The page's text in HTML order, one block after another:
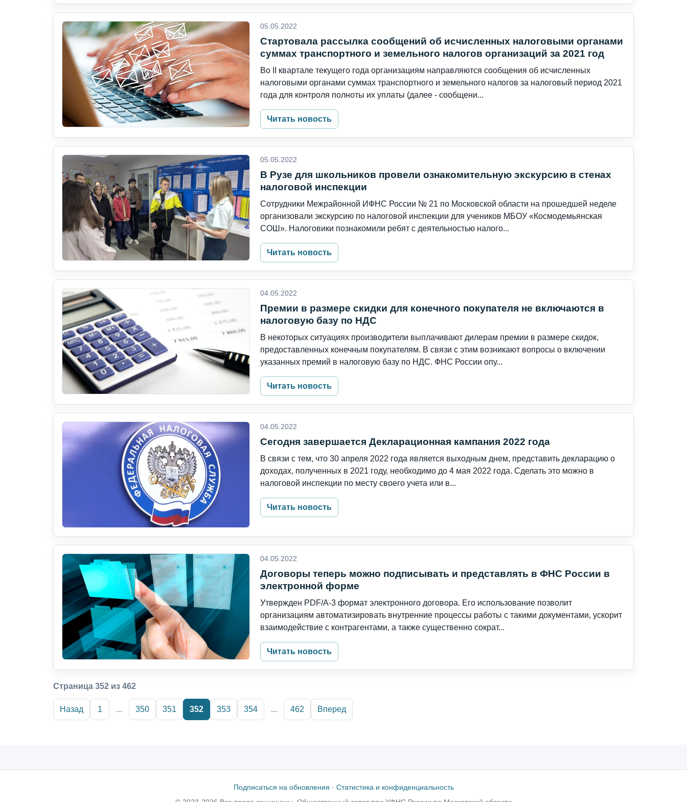
05.05.2022
Стартовала рассылка сообщений об исчисленных налоговыми органами
суммах транспортного и земельного налогов организаций за 2021 год
Во II квартале текущего года организациям направляются сообщения об исчисленных
налоговыми органами суммах транспортного и земельного налогов за налоговый период 2021
года для контроля полноты их уплаты (далее - сообщени...
Читать новость
05.05.2022
В Рузе для школьников провели ознакомительную экскурсию в стенах
налоговой инспекции
Сотрудники Межрайонной ИФНС России № 21 по Московской области на прошедшей неделе
организовали экскурсию по налоговой инспекции для учеников МБОУ «Космодемьянская
СОШ». Налоговики познакомили ребят с деятельностью налого...
Читать новость
04.05.2022
Премии в размере скидки для конечного покупателя не включаются в
налоговую базу по НДС
В некоторых ситуациях производители выплачивают дилерам премии в размере скидок,
предоставленных конечным покупателям. В связи с этим возникают вопросы о включении
указанных премий в налоговую базу по НДС. ФНС России опу...
Читать новость
04.05.2022
Сегодня завершается Декларационная кампания 2022 года
В связи с тем, что 30 апреля 2022 года является выходным днем, представить декларацию о
доходах, полученных в 2021 году, необходимо до 4 мая 2022 года. Сделать это можно в
налоговой инспекции по месту своего учета или в...
Читать новость
04.05.2022
Договоры теперь можно подписывать и представлять в ФНС России в
электронной форме
Утвержден PDF/A-3 формат электронного договора. Его использование позволит
организациям автоматизировать внутренние процессы работы с такими документами, ускорит
взаимодействие с контрагентами, а также существенно сократ...
Читать новость
Страница 352 из 462
Назад 1 ... 350 351 352 353 354 ... 462 Вперед
Подписаться на обновления · Статистика и конфиденциальность